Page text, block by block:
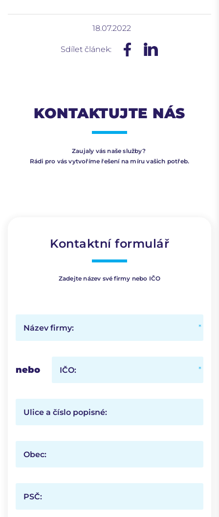
18.07.2022
Sdílet článek:
KONTAKTUJTE NÁS
Zaujaly vás naše služby?
Rádi pro vás vytvoříme řešení na míru vašich potřeb.
Kontaktní formulář
Zadejte název své firmy nebo IČO
Název firmy:
nebo IČO:
Ulice a číslo popisné:
Obec:
PSČ: